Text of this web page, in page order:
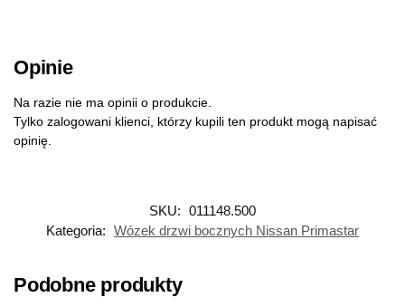
Opinie
Na razie nie ma opinii o produkcie.
Tylko zalogowani klienci, którzy kupili ten produkt mogą napisać
opinię.
SKU: 011148.500
Kategoria: Wózek drzwi bocznych Nissan Primastar
Podobne produkty